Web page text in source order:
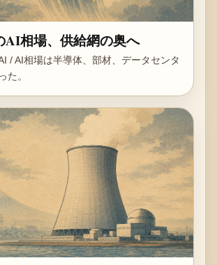
AI相場、供給網の奥へ
/ AI相場は半導体、部材、データセンタ
た。